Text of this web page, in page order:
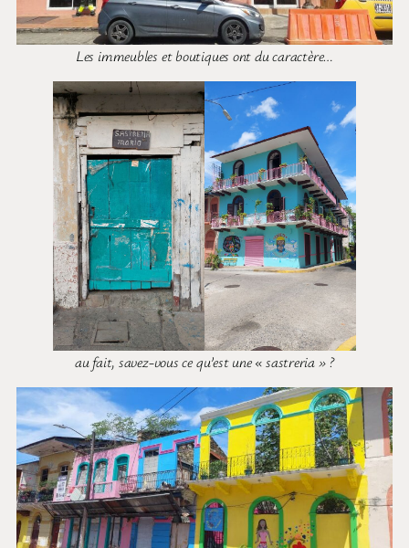
Les immeubles et boutiques ont du caractère…
au fait, savez-vous ce qu’est une « sastreria » ?